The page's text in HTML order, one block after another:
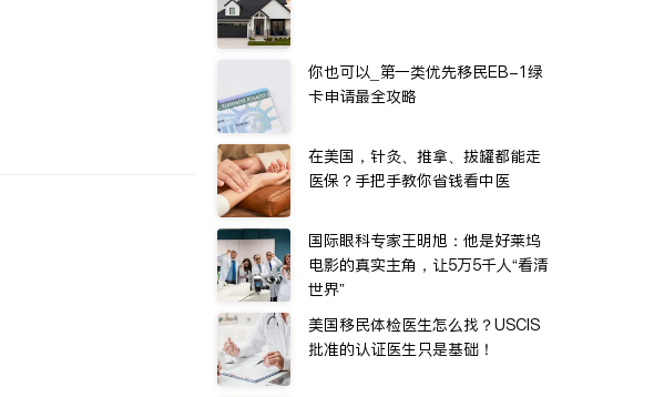
你也可以_第一类优先移民EB-1绿
卡申请最全攻略
在美国，针灸、推拿、拔罐都能走
医保？手把手教你省钱看中医
国际眼科专家王明旭：他是好莱坞
电影的真实主角，让5万5千人“看清
世界”
美国移民体检医生怎么找？USCIS
批准的认证医生只是基础！